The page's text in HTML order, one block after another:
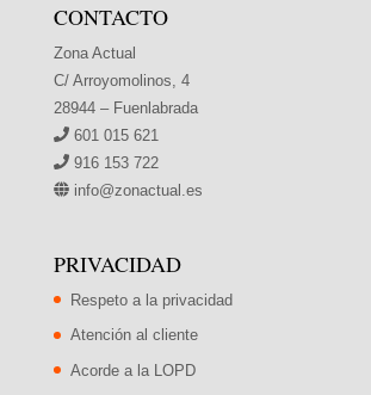
CONTACTO
Zona Actual
C/ Arroyomolinos, 4
28944 – Fuenlabrada
601 015 621
916 153 722
info@zonactual.es
PRIVACIDAD
Respeto a la privacidad
Atención al cliente
Acorde a la LOPD